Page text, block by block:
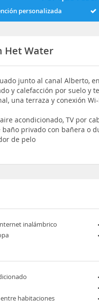
personalizada
Het Water
junto al canal Alberto,
y calefacción por suelo y
una terraza y conexión
acondicionado, TV por
privado con bañera o
de pelo
inalámbrico
habitaciones